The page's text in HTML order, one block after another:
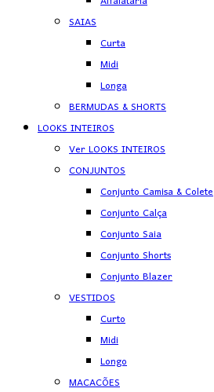
SAIAS
Curta
Midi
Longa
BERMUDAS & SHORTS
LOOKS INTEIROS
Ver LOOKS INTEIROS
CONJUNTOS
Conjunto Camisa & Colete
Conjunto Calça
Conjunto Saia
Conjunto Shorts
Conjunto Blazer
VESTIDOS
Curto
Midi
Longo
MACACÕES